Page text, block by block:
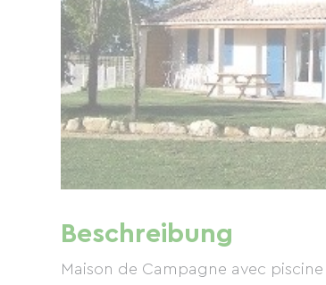
Beschreibung
Maison de Campagne avec